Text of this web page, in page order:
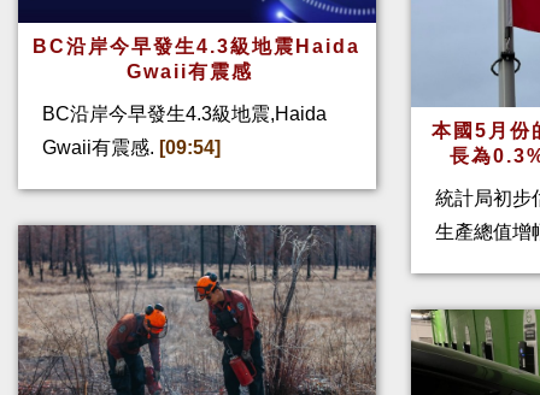
BC沿岸今早發生4.3級地震Haida
Gwaii有震感
BC沿岸今早發生4.3級地震,Haida
Gwaii有震感. [09:54]
本國5月份
長為
統計局初步
生產總值增